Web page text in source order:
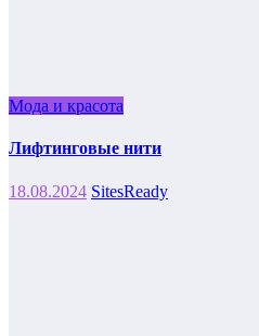
Мода и красота
Лифтинговые нити
18.08.2024 SitesReady